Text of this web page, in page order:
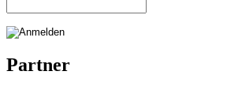
Partner